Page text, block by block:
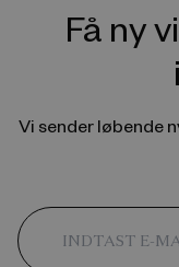
Få ny
Vi sender løbende